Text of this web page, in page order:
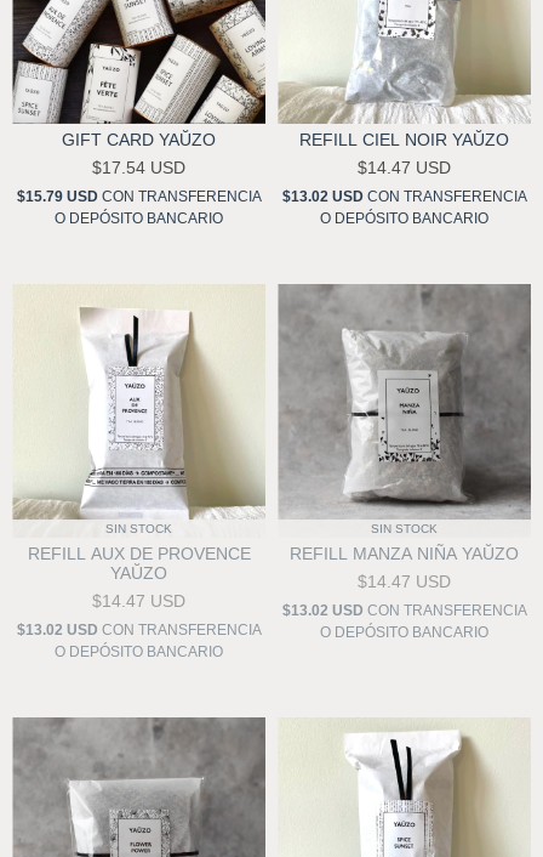
GIFT CARD YAŬZO
$17.54 USD
$15.79 USD CON TRANSFERENCIA
O DEPÓSITO BANCARIO
REFILL CIEL NOIR YAŬZO
$14.47 USD
$13.02 USD CON TRANSFERENCIA
O DEPÓSITO BANCARIO
SIN STOCK
REFILL AUX DE PROVENCE
YAŬZO
$14.47 USD
$13.02 USD CON TRANSFERENCIA
O DEPÓSITO BANCARIO
SIN STOCK
REFILL MANZA NIÑA YAŬZO
$14.47 USD
$13.02 USD CON TRANSFERENCIA
O DEPÓSITO BANCARIO